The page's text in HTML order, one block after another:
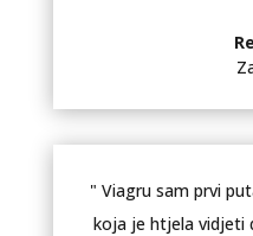
" Viagru sam prvi
koja je htjela vidjeti